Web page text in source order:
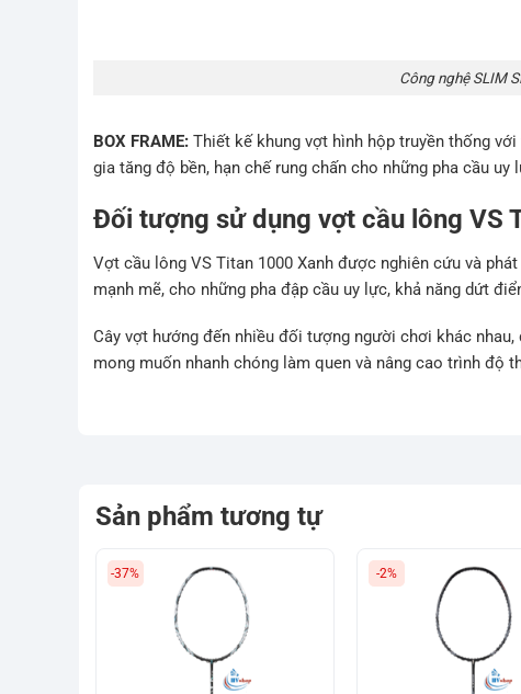
Công nghệ SLIM
BOX FRAME: Thiết kế khung vợt hình hộp truyền thống
gia tăng độ bền, hạn chế rung chấn cho những pha cầu uy
Đối tượng sử dụng vợt cầu lông VS
Vợt cầu lông VS Titan 1000 Xanh được nghiên cứu và
mạnh mẽ, cho những pha đập cầu uy lực, khả năng dứt
Cây vợt hướng đến nhiều đối tượng người chơi khác
mong muốn nhanh chóng làm quen và nâng cao trình độ
Sản phẩm tương tự
-37% -2%